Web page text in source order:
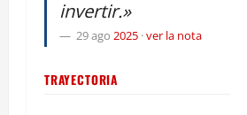
invertir.»
29 ago 2025 ·ver la nota
TRAYECTORIA